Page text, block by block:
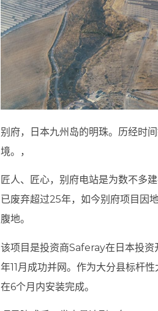
别府，日本九州岛的明珠。历经时
境。，
匠人、匠心，别府电站是为数不多
已废弃超过25年，如今别府项目因
腹地。
该项目是投资商Saferay在日本投
年11月成功并网。作为大分县标杆
在6个月内安装完成。